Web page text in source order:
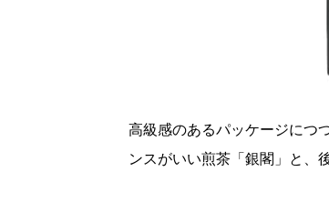
高級感のあるパッケージにつ
ンスがいい煎茶「銀閣」と、